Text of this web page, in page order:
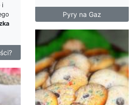
Pyry na Gaz
i